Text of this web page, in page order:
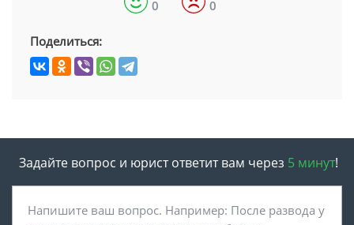
0 0
Поделиться:
Задайте вопрос и юрист ответит вам через 5 минут!